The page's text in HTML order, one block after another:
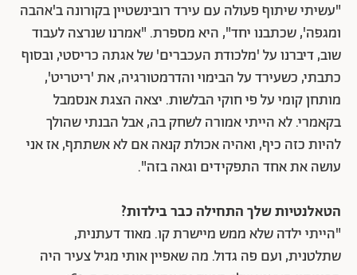
"עשיתי שיתוף פעולה עם עירד רובינשטיין בקורונה ב'אהבה
ומגפה', שכתבנו יחד", היא מספרת. "אמרנו שנרצה לעבוד
שוב, דיברנו על 'מלכודת העכברים' של אגתה כריסטי, ובסוף
כתבתי, כשעירד על הבימוי והדרמטורגיה, את 'ריטריט',
מותחן קומי על פי חוקי הבלשות. יצאה הצגת אנסמבל
בקאמרי. לא הייתי אמורה לשחק בה, אבל הבנתי שהולך
להיות כזה כיף, ואהיה אכולת קנאה אם לא אשתתף, אז אני
עושה את אחד התפקידים וגאה בזה".
הטאלנטיות שלך התחילה כבר בילדות?
"הייתי ילדה שלא ממש מיישרת קו. מאוד דעתנית,
שתלטנית, ועם פה גדול. מה שאפיין אותי מגיל צעיר היה